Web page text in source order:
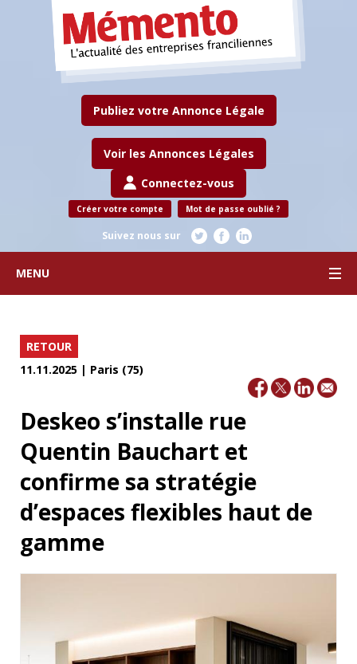
Publiez votre Annonce Légale
Voir les Annonces Légales
Connectez-vous
Créer votre compte Mot de passe oublié ?
Suivez nous sur
MENU
RETOUR
11.11.2025 | Paris (75)
Deskeo s’installe rue
Quentin Bauchart et
confirme sa stratégie
d’espaces flexibles haut de
gamme